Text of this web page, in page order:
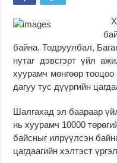
байна. Тодруулбал,
нутаг дэвсгэрт үйл
хуурамч мөнгөөр
дагуу тус дүүргийн
Шалгахад эл баараар
нь хуурамч 10000
байсныг илрүүлсэн
цагдаагийн хэлтэст